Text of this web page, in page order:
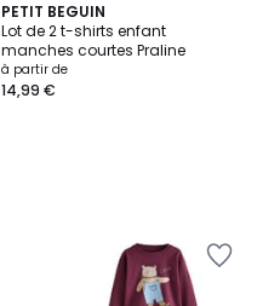
PETIT BEGUIN
Lot de 2 t-shirts enfant
manches courtes Praline
à partir de
14,99 €